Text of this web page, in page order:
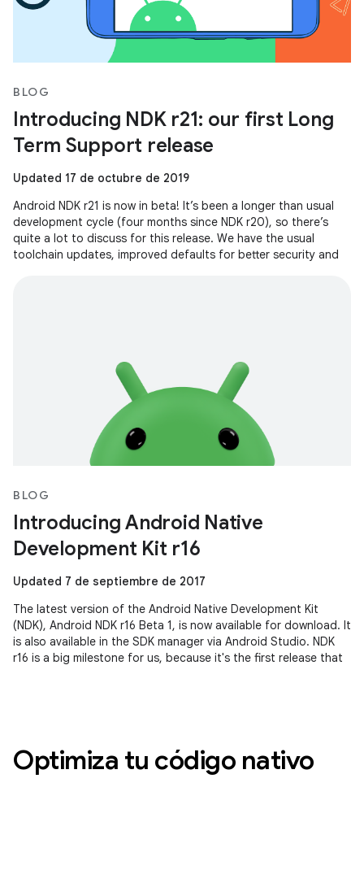
BLOG
Introducing NDK r21: our first Long
Term Support release
Updated 17 de octubre de 2019
Android NDK r21 is now in beta! It’s been a longer than usual
development cycle (four months since NDK r20), so there’s
quite a lot to discuss for this release. We have the usual
toolchain updates, improved defaults for better security and
BLOG
Introducing Android Native
Development Kit r16
Updated 7 de septiembre de 2017
The latest version of the Android Native Development Kit
(NDK), Android NDK r16 Beta 1, is now available for download. It
is also available in the SDK manager via Android Studio. NDK
r16 is a big milestone for us, because it's the first release that
Optimiza tu código nativo